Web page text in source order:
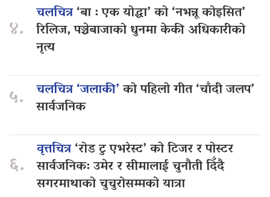
४.
चलचित्र‘बा : एक योद्धा’ को ‘नभन्नू कोइसित’
रिलिज, पञ्चेबाजाको धुनमा केकी अधिकारीको
नृत्य
५. चलचित्र ‘जलाकी’को पहिलो गीत ‘चाँदी जलप’
सार्वजनिक
६.
वृत्तचित्र‘रोड टु एभरेस्ट’ को टिजर र पोस्टर
सार्वजनिक: उमेर र सीमालाई चुनौती दिँदै
सगरमाथाको चुचुरोसम्मको यात्रा